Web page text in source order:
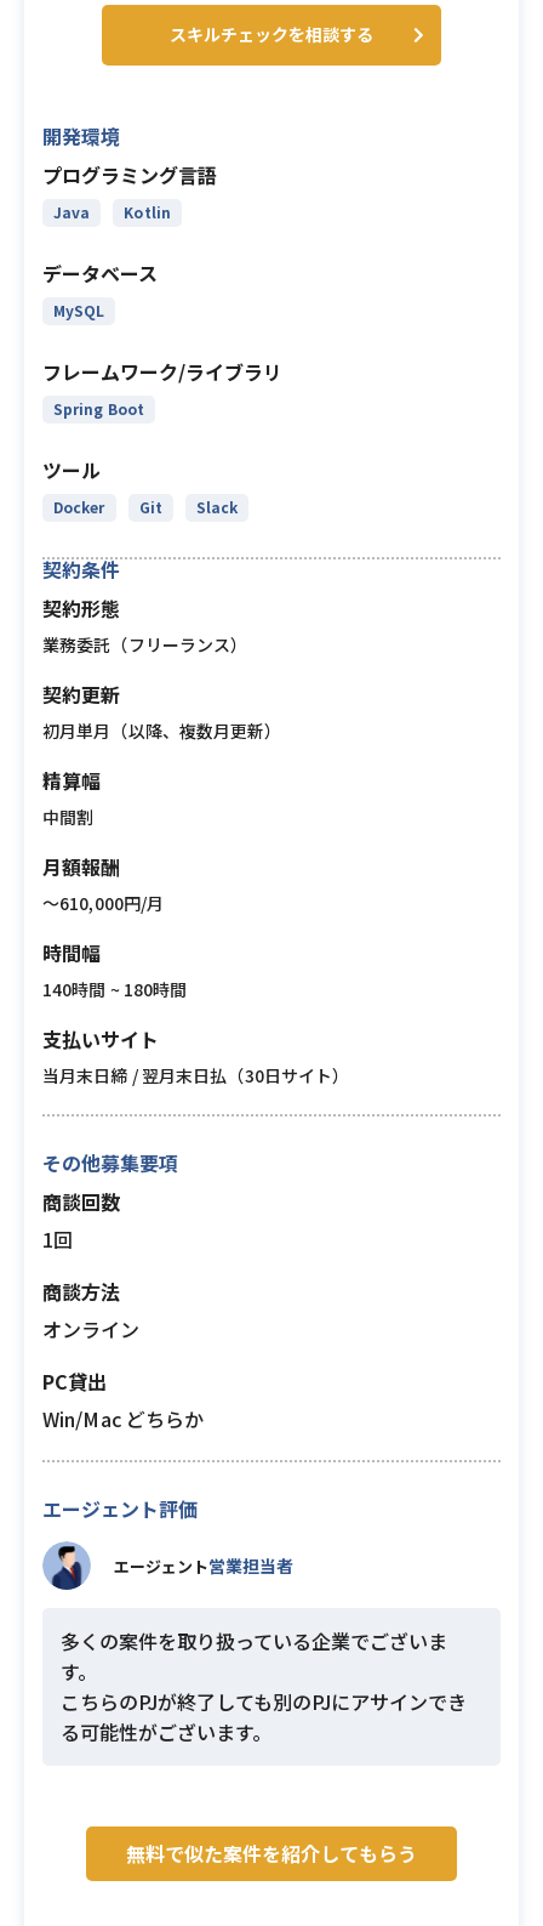
スキルチェックを相談する
開発環境
プログラミング言語
Java Kotlin
データベース
MySQL
フレームワーク/ライブラリ
Spring Boot
ツール
Docker Git Slack
契約条件
契約形態
業務委託（フリーランス）
契約更新
初月単月（以降、複数月更新）
精算幅
中間割
月額報酬
〜610,000円/月
時間幅
140時間 ~ 180時間
支払いサイト
当月末日締 / 翌月末日払（30日サイト）
その他募集要項
商談回数
1回
商談方法
オンライン
PC貸出
Win/Mac どちらか
エージェント評価
エージェント営業担当者
多くの案件を取り扱っている企業でございま
す。
こちらのPJが終了しても別のPJにアサインでき
る可能性がございます。
無料で似た案件を紹介してもらう